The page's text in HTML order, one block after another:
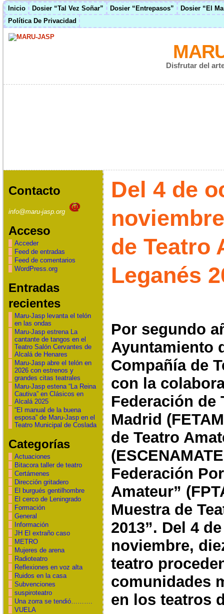
Inicio Dosier “Tal Vez Soñar” Dosier “Entrepasos”
Dosier “El
Política De Privacidad
Disfrutar del
Contacto
info@maru-jasp.org
Acceso
Acceder
Feed de entradas
Feed de comentarios
WordPress.org
Entradas
recientes
Maru-Jasp levanta el telón
en las ondas
Maru-Jasp estrena La
cantante de tangos en el
Teatro Salón Cervantes de
Alcalá de Henares
Maru-Jasp abre el telón en
2026 con estrenos y
grandes citas teatrales
Maru-Jasp estena “La Reina
Cautiva” en Clásicos en
Alcalá 2025
“El manual de la buena
esposa” de Maru-Jasp en el
Teatro Municipal de Coslada
Categorías
Actuaciones
Bitacora taller de teatro
Certámenes
Dirección gritadero
El burgués gentilhombre
El cerco de Leningrado
Formación
General
Información
JH El extraño caso
METRO
Mujeres de arena
Radioteatro
Reflexiones en voz alta
Ruidos en la casa
Subvenciones
suspiroteatro
Una zorra se tendió……….
VUELA
Del 4 de
de Teatro
Leganés
Por segundo
Ayuntamiento
Compañía de
con la
Federación de
Madrid
de Teatro
Federación
Amateur”
Muestra de
2013”. Del 4
noviembre,
teatro
comunidades
en los teatros